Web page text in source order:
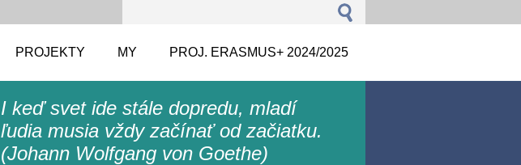
PROJEKTY MY PROJ. ERASMUS+ 2024/2025
I keď svet ide stále dopredu, mladí
ľudia musia vždy začínať od začiatku.
(Johann Wolfgang von Goethe)